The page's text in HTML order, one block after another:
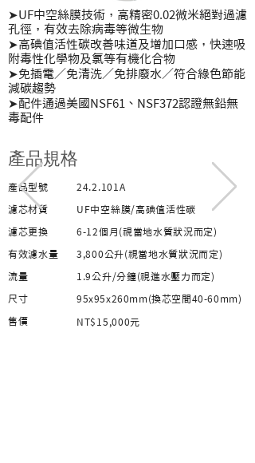
➤UF中空絲膜技術，高精密0.02微米絕對過濾
孔徑，有效去除病毒等微生物
➤高碘值活性碳改善味道及增加口感，快速吸
附毒性化學物及氯等有機化合物
➤免插電／免清洗／免排廢水／符合綠色節能
減碳趨勢
➤配件通過美國NSF61、NSF372認證無鉛無
毒配件
​產品規格
產品型號
濾芯材質
濾芯更換
有效濾水量
流量
尺寸
​售價
24.2.101A
UF中空絲膜/高碘值活性碳
6-12個月(視當地水質狀況而定)
3,800公升(視當地水質狀況而定)
1.9公升/分鐘(視進水壓力而定)
95x95x260mm(換芯空間40-60mm)
NT$15,000元​